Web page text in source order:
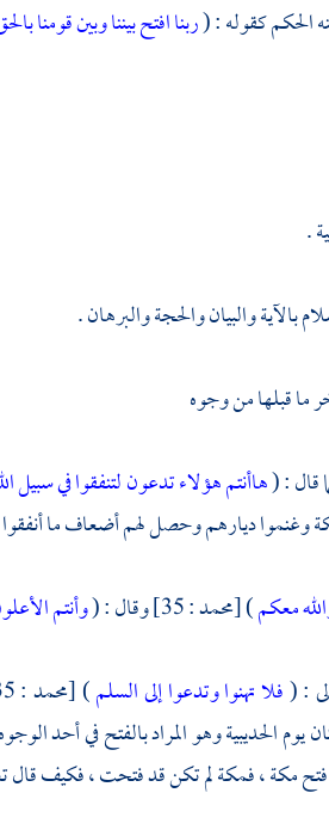
الحكم كقوله : (ربنا افتح بيننا وبين قومنا
.
بالآية والبيان والحجة والبرهان .
ما قبلها من وجوه
قال : (هاأنتم هؤلاء تدعون لتنفقوا في سبيل
وغنموا ديارهم وحصل لهم أضعاف ما
معكم) [محمد : 35] وقال : ( وأنتم
: (فلا تهنوا وتدعوا إلى السلم
يومالحديبيةوهو المراد بالفتح في أحد
مكة،فمكةلم تكن قد فتحت ، فكيف قال